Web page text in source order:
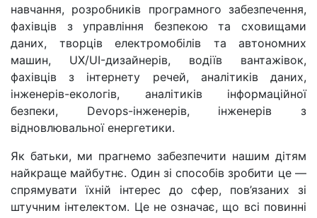
навчання, розробників програмного забезпечення,
фахівців з управління безпекою та сховищами
даних, творців електромобілів та автономних
машин, UX/UI-дизайнерів, водіїв вантажівок,
фахівців з інтернету речей, аналітиків даних,
інженерів-екологів, аналітиків інформаційної
безпеки, Devops-інженерів, інженерів з
відновлювальної енергетики.
Як батьки, ми прагнемо забезпечити нашим дітям
найкраще майбутнє. Один зі способів зробити це —
спрямувати їхній інтерес до сфер, пов’язаних зі
штучним інтелектом. Це не означає, що всі повинні